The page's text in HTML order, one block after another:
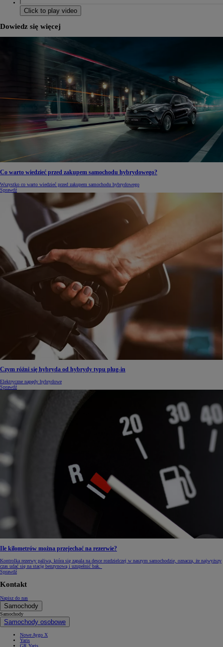
Click to play video
Dowiedz się więcej
Co warto wiedzieć przed zakupem samochodu hybrydowego?
Wszystko co warto wiedzieć przed zakupem samochodu hybrydowego
Sprawdź
Czym różni się hybryda od hybrydy typu plug-in
Elektryczne napędy hybrydowe
Sprawdź
Ile kilometrów można przejechać na rezerwie?
Kontrolka rezerwy paliwa, która się zapala na desce rozdzielczej w naszym samochodzie, oznacza, że najwyższy
czas udać się na stację benzynową i uzupełnić bak.
Sprawdź
Kontakt
Napisz do nas
Samochody
Samochody
Samochody osobowe
Nowe Aygo X
Yaris
GR Yaris